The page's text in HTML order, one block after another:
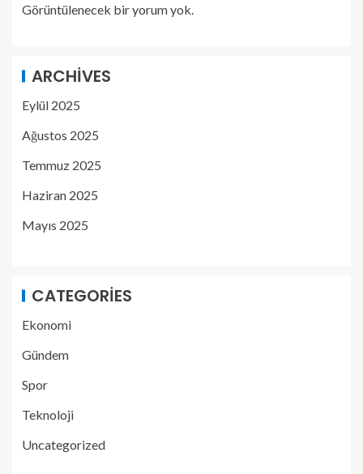
Görüntülenecek bir yorum yok.
ARCHIVES
Eylül 2025
Ağustos 2025
Temmuz 2025
Haziran 2025
Mayıs 2025
CATEGORIES
Ekonomi
Gündem
Spor
Teknoloji
Uncategorized